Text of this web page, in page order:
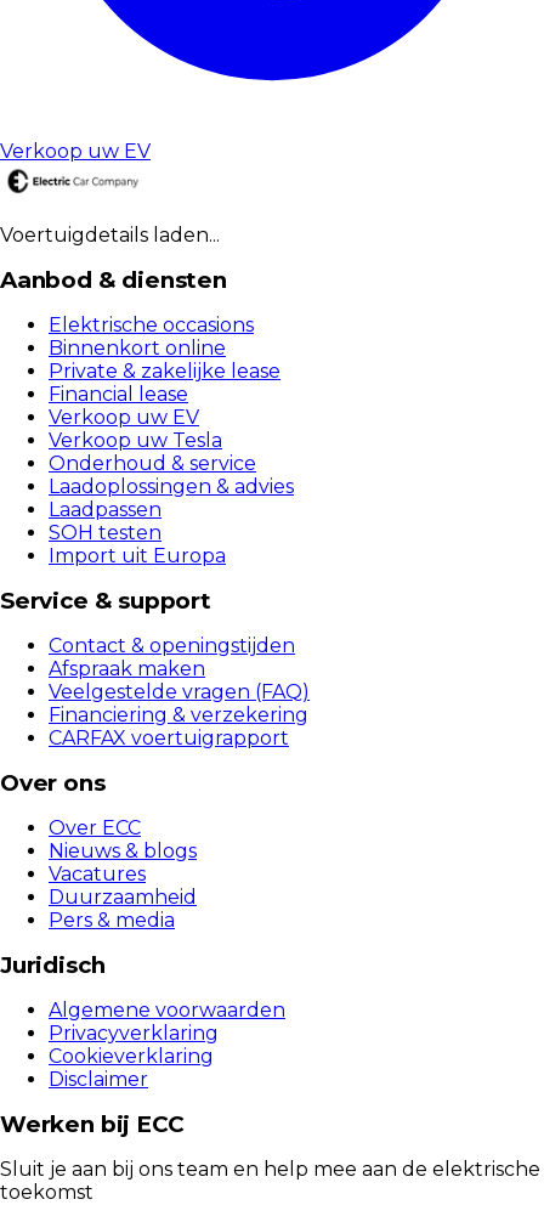
Verkoop uw EV
Voertuigdetails laden...
Aanbod & diensten
Elektrische occasions
Binnenkort online
Private & zakelijke lease
Financial lease
Verkoop uw EV
Verkoop uw Tesla
Onderhoud & service
Laadoplossingen & advies
Laadpassen
SOH testen
Import uit Europa
Service & support
Contact & openingstijden
Afspraak maken
Veelgestelde vragen (FAQ)
Financiering & verzekering
CARFAX voertuigrapport
Over ons
Over ECC
Nieuws & blogs
Vacatures
Duurzaamheid
Pers & media
Juridisch
Algemene voorwaarden
Privacyverklaring
Cookieverklaring
Disclaimer
Werken bij ECC
Sluit je aan bij ons team en help mee aan de elektrische
toekomst